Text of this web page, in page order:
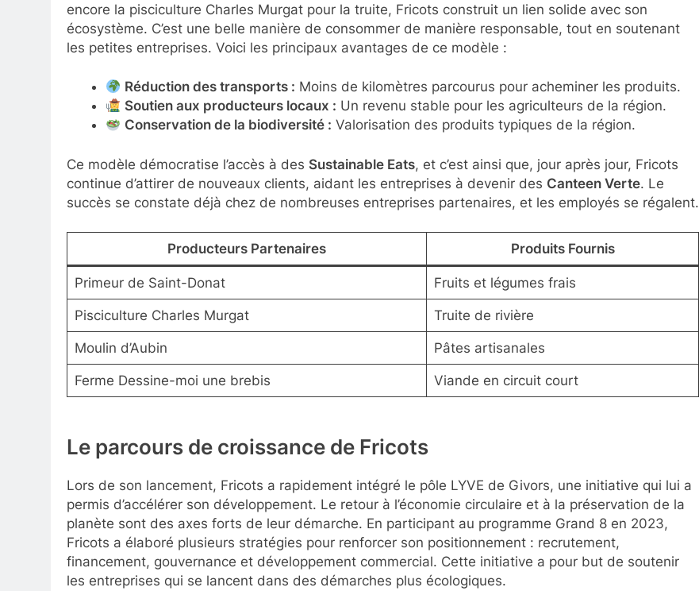
encore la pisciculture Charles Murgat pour la truite, Fricots construit un lien solide avec son
écosystème. C’est une belle manière de consommer de manière responsable, tout en soutenant
les petites entreprises. Voici les principaux avantages de ce modèle :
Réduction des transports : Moins de kilomètres parcourus pour acheminer les produits.
Soutien aux producteurs locaux : Un revenu stable pour les agriculteurs de la région.
Conservation de la biodiversité : Valorisation des produits typiques de la région.
Ce modèle démocratise l’accès à des Sustainable Eats, et c’est ainsi que, jour après jour, Fricots
continue d’attirer de nouveaux clients, aidant les entreprises à devenir des Canteen Verte. Le
succès se constate déjà chez de nombreuses entreprises partenaires, et les employés se régalent.
Producteurs Partenaires Produits Fournis
Primeur de Saint-Donat Fruits et légumes frais
Pisciculture Charles Murgat Truite de rivière
Moulin d’Aubin Pâtes artisanales
Ferme Dessine-moi une brebis Viande en circuit court
Le parcours de croissance de Fricots
Lors de son lancement, Fricots a rapidement intégré le pôle LYVE de Givors, une initiative qui lui a
permis d’accélérer son développement. Le retour à l’économie circulaire et à la préservation de la
planète sont des axes forts de leur démarche. En participant au programme Grand 8 en 2023,
Fricots a élaboré plusieurs stratégies pour renforcer son positionnement : recrutement,
financement, gouvernance et développement commercial. Cette initiative a pour but de soutenir
les entreprises qui se lancent dans des démarches plus écologiques.